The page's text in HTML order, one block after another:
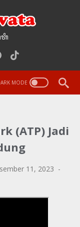
(ATP) Jadi
11, 2023